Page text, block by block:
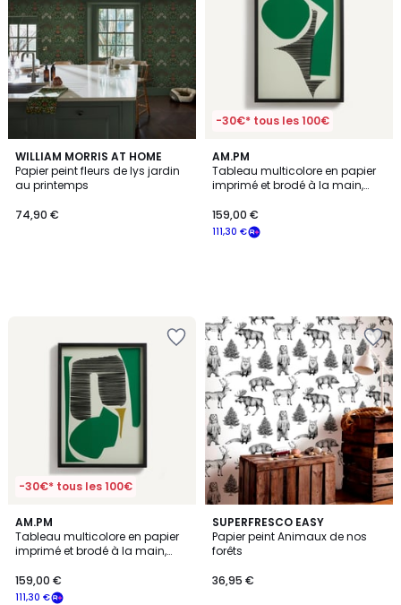
WILLIAM MORRIS AT HOME
Papier peint fleurs de lys jardin
au printemps
74,90 €
-30€* tous les 100€
AM.PM
Tableau multicolore en papier
imprimé et brodé à la main,
111,30 €
159,00 €
-30€* tous les 100€
AM.PM
Tableau multicolore en papier
imprimé et brodé à la main,
111,30 €
159,00 €
SUPERFRESCO EASY
Papier peint Animaux de nos
forêts
36,95 €
4,7
/ 5